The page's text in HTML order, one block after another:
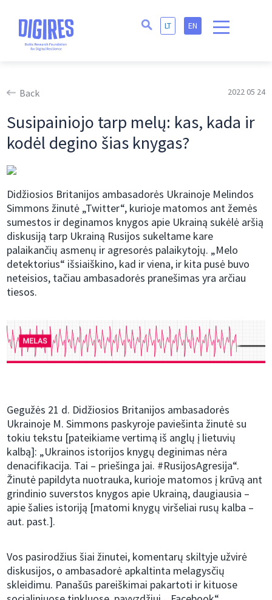
LT EN
Back 2022 05 24
Susipainiojo tarp melų: kas, kada ir
kodėl degino šias knygas?
Didžiosios Britanijos ambasadorės Ukrainoje Melindos
Simmons žinutė „Twitter“, kurioje matomos ant žemės
sumestos ir deginamos knygos apie Ukrainą sukėlė aršią
diskusiją tarp Ukrainą Rusijos sukeltame kare
palaikančių asmenų ir agresorės palaikytojų. „Melo
detektorius“ išsiaiškino, kad ir viena, ir kita pusė buvo
neteisios, tačiau ambasadorės pranešimas yra arčiau
tiesos.
Gegužės 21 d. Didžiosios Britanijos ambasadorės
Ukrainoje M. Simmons paskyroje paviešinta žinutė su
tokiu tekstu [pateikiame vertimą iš anglų į lietuvių
kalbą]: „Ukrainos istorijos knygų deginimas nėra
denacifikacija. Tai – priešinga jai. #RusijosAgresija“.
Žinutė papildyta nuotrauka, kurioje matomos į krūvą ant
grindinio suverstos knygos apie Ukrainą, daugiausia –
apie šalies istoriją [matomi knygų viršeliai rusų kalba –
aut. past.].
Vos pasirodžius šiai žinutei, komentarų skiltyje užvirė
diskusijos, o ambasadorė apkaltinta melagysčių
skleidimu. Panašūs pareiškimai pakartoti ir kituose